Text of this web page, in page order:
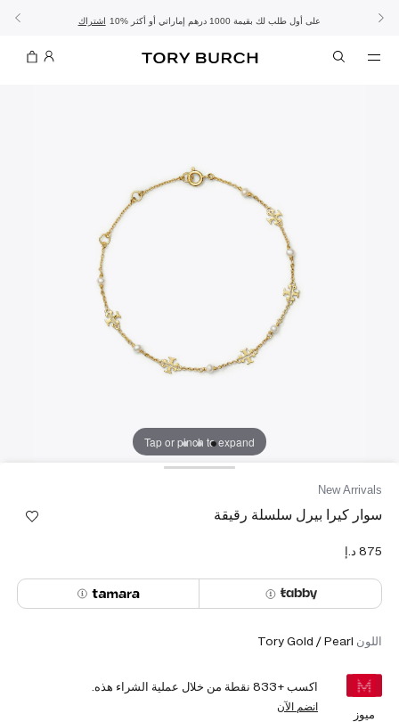
الموسم الجديد: إطلالات العملتسوّقي التشكيلة تشكيلة عيد الأضحىتسوقي اشتراك 10% على أول طلب لك بقيمة 1000 درهم إماراتي أو أكثر تفاصيل - الشحن المجاني تفاصيل - تسوق الآن واستلم في المتجر
Tap or pinch to expand
New Arrivals
سوار كيرا بيرل سلسلة رقيقة
اللون Tory Gold / Pearl
ميوز
اكسب +833 نقطة من خلال عملية الشراء هذه.
انضم الآن